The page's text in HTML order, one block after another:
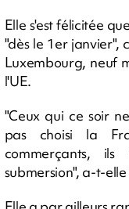
Elle s'est félicitée
"dès le 1er janvier",
Luxembourg, neuf
l'UE.
"Ceux qui ce soir
pas choisi la
commerçants,
submersion", a-t-